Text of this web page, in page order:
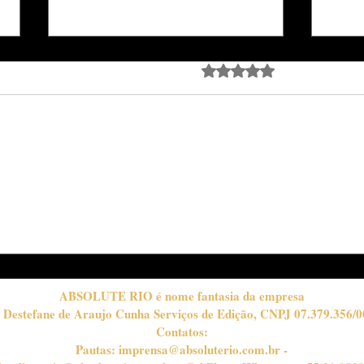
Avaliado com 0 de 5
ABSOLUTE RIO é nome fantasia da empresa
de Araujo Cunha Serviços de Edição, CNPJ 07.379.356/
Contatos:
Pautas: imprensa@absoluterio.com.br-